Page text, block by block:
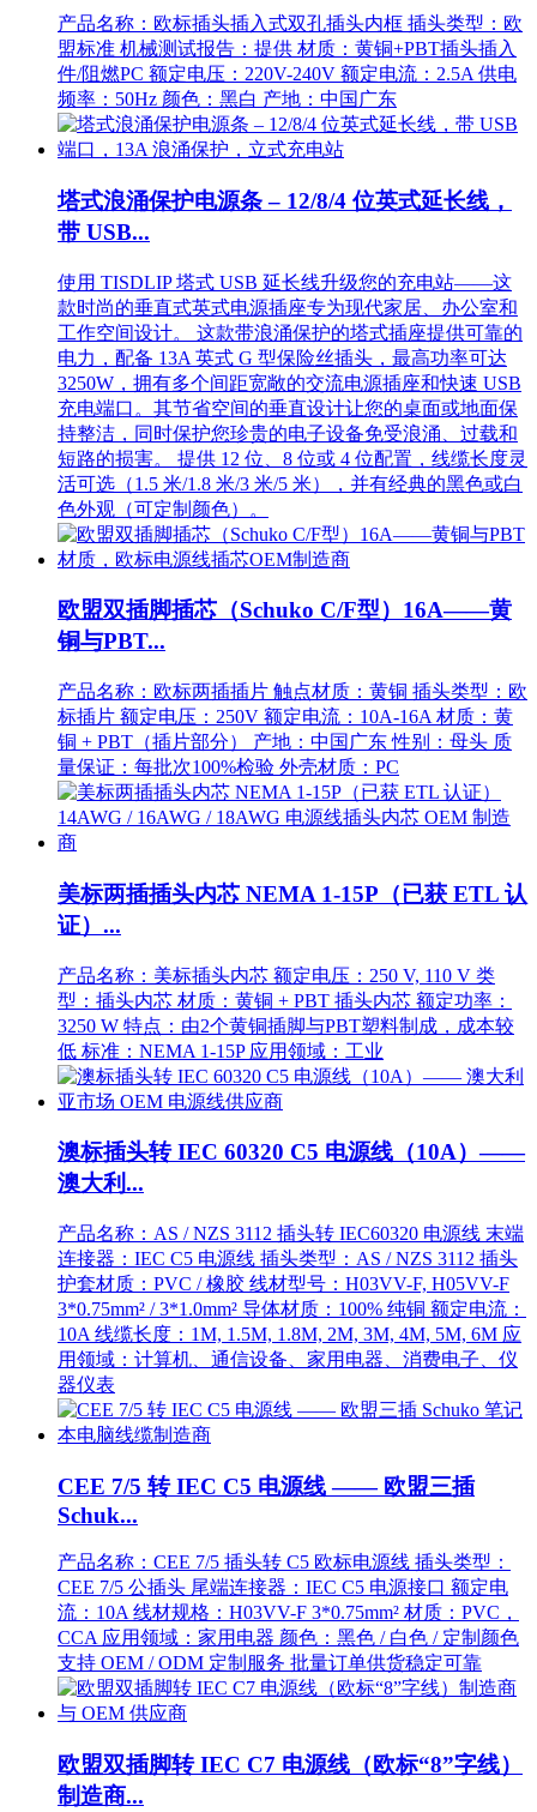
产品名称：欧标插头插入式双孔插头内框 插头类型：欧
盟标准 机械测试报告：提供 材质：黄铜+PBT插头插入
件/阻燃PC 额定电压：220V-240V 额定电流：2.5A 供电
频率：50Hz 颜色：黑白 产地：中国广东
塔式浪涌保护电源条 – 12/8/4 位英式延长线，
带 USB...
使用 TISDLIP 塔式 USB 延长线升级您的充电站——这
款时尚的垂直式英式电源插座专为现代家居、办公室和
工作空间设计。 这款带浪涌保护的塔式插座提供可靠的
电力，配备 13A 英式 G 型保险丝插头，最高功率可达
3250W，拥有多个间距宽敞的交流电源插座和快速 USB
充电端口。其节省空间的垂直设计让您的桌面或地面保
持整洁，同时保护您珍贵的电子设备免受浪涌、过载和
短路的损害。 提供 12 位、8 位或 4 位配置，线缆长度灵
活可选（1.5 米/1.8 米/3 米/5 米），并有经典的黑色或白
色外观（可定制颜色）。
欧盟双插脚插芯（Schuko C/F型）16A——黄
铜与PBT...
产品名称：欧标两插插片 触点材质：黄铜 插头类型：欧
标插片 额定电压：250V 额定电流：10A-16A 材质：黄
铜 + PBT（插片部分） 产地：中国广东 性别：母头 质
量保证：每批次100%检验 外壳材质：PC
美标两插插头内芯 NEMA 1-15P（已获 ETL 认
证）...
产品名称：美标插头内芯 额定电压：250 V, 110 V 类
型：插头内芯 材质：黄铜 + PBT 插头内芯 额定功率：
3250 W 特点：由2个黄铜插脚与PBT塑料制成，成本较
低 标准：NEMA 1-15P 应用领域：工业
澳标插头转 IEC 60320 C5 电源线（10A）——
澳大利...
产品名称：AS / NZS 3112 插头转 IEC60320 电源线 末端
连接器：IEC C5 电源线 插头类型：AS / NZS 3112 插头
护套材质：PVC / 橡胶 线材型号：H03VV-F, H05VV-F
3*0.75mm² / 3*1.0mm² 导体材质：100% 纯铜 额定电流：
10A 线缆长度：1M, 1.5M, 1.8M, 2M, 3M, 4M, 5M, 6M 应
用领域：计算机、通信设备、家用电器、消费电子、仪
器仪表
CEE 7/5 转 IEC C5 电源线 —— 欧盟三插
Schuk...
产品名称：CEE 7/5 插头转 C5 欧标电源线 插头类型：
CEE 7/5 公插头 尾端连接器：IEC C5 电源接口 额定电
流：10A 线材规格：H03VV-F 3*0.75mm² 材质：PVC，
CCA 应用领域：家用电器 颜色：黑色 / 白色 / 定制颜色
支持 OEM / ODM 定制服务 批量订单供货稳定可靠
欧盟双插脚转 IEC C7 电源线（欧标“8”字线）
制造商...